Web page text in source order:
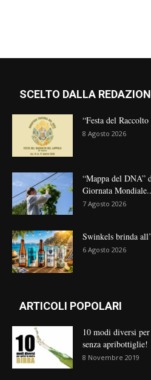
SCELTO DALLA
“Festa del
8 Agosto 2026
“Mappa del DNA”
Giornata
7 Agosto 2026
Swinkels brinda
6 Agosto 2026
ARTICOLI POPOLARI
10 modi diversi
senza apribottiglie!
8 Novembre 2019